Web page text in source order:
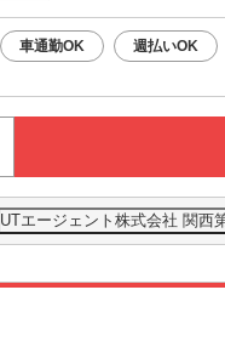
車通勤OK 週払いOK
UTエージェント株式会社 関西